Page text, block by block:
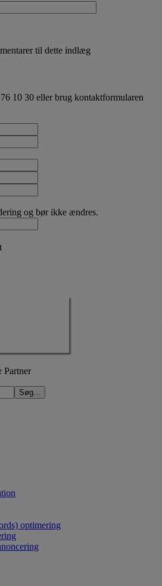
til dette indlæg
10 30 eller brug kontaktformularen
og bør ikke ændres.
Partner
optimering